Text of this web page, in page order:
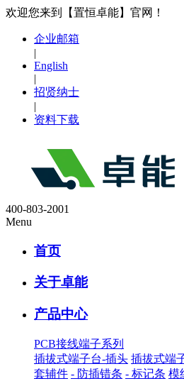
欢迎您来到【置恒卓能】官网！
企业邮箱
|
English
|
招贤纳士
|
资料下载
400-803-2001
Menu
首页
关于卓能
产品中心
PCB接线端子系列
插拔式端子台-插头 插拔式端
套辅件 - 防插错条 - 标记条 模